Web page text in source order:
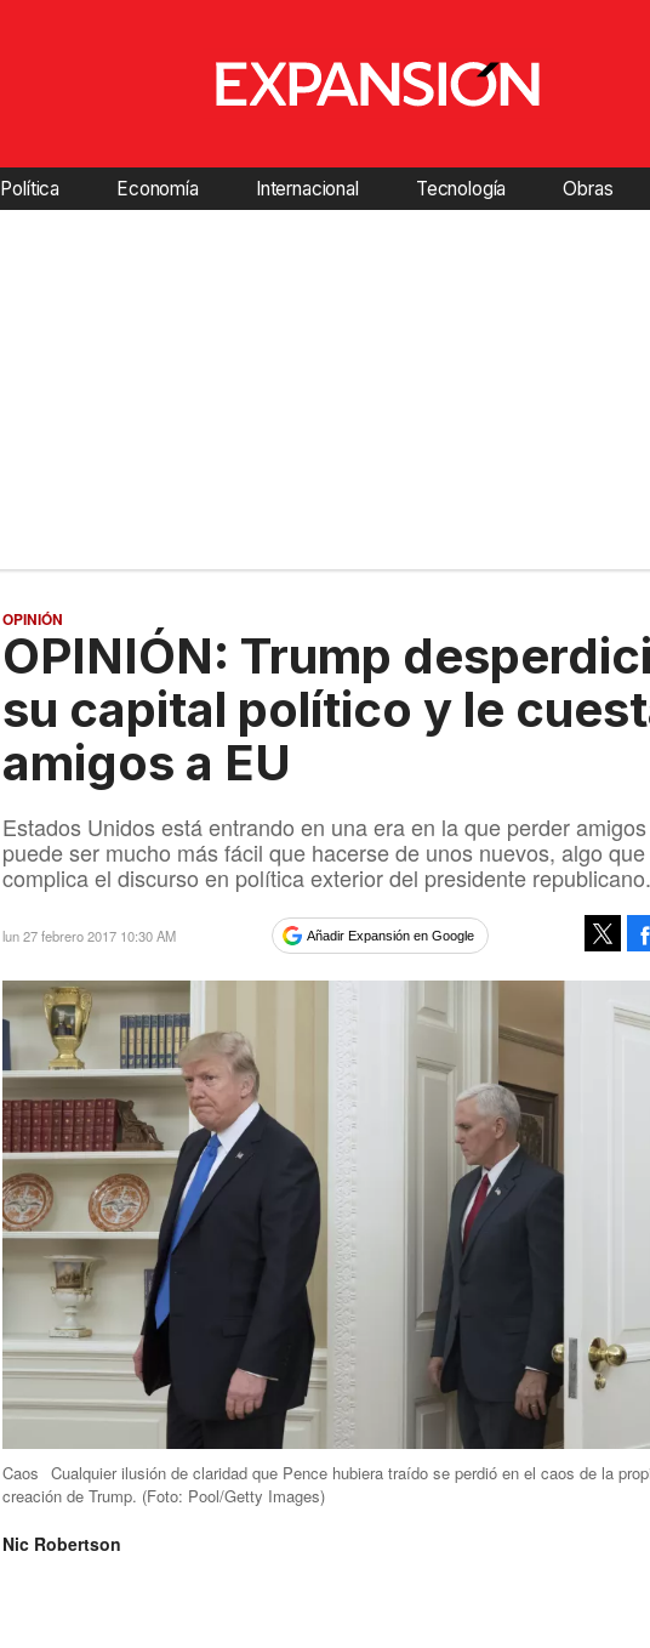
Política Economía Internacional Tecnología Obras
OPINIÓN
OPINIÓN: Trump
su capital político y le
amigos a EU
Estados Unidos está entrando en una era en la que perder amigos
puede ser mucho más fácil que hacerse de unos nuevos, algo que
complica el discurso en política exterior del presidente republicano.
lun 27 febrero 2017 10:30 AM Añadir Expansión en Google
Caos Cualquier ilusión de claridad que Pence hubiera traído se perdió en el caos de la
creación de Trump. (Foto: Pool/Getty Images)
Nic Robertson